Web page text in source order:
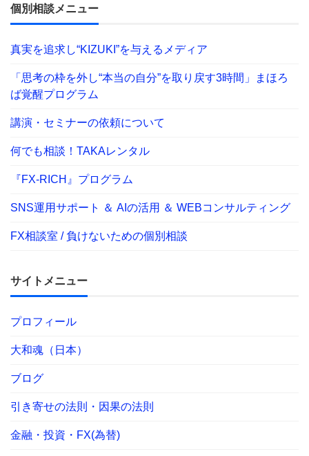
個別相談メニュー
真実を追求し“KIZUKI”を与えるメディア
「思考の枠を外し“本当の自分”を取り戻す3時間」まほろ
ば覚醒プログラム
講演・セミナーの依頼について
何でも相談！TAKAレンタル
『FX-RICH』プログラム
SNS運用サポート ＆ AIの活用 ＆ WEBコンサルティング
FX相談室 / 負けないための個別相談
サイトメニュー
プロフィール
大和魂（日本）
ブログ
引き寄せの法則・因果の法則
金融・投資・FX(為替)